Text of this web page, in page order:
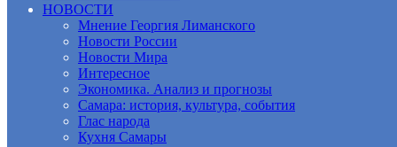
НОВОСТИ
Мнение Георгия Лиманского
Новости России
Новости Мира
Интересное
Экономика. Анализ и прогнозы
Самара: история, культура, события
Глас народа
Кухня Самары